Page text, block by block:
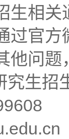
生相
过官方
他问
究生招